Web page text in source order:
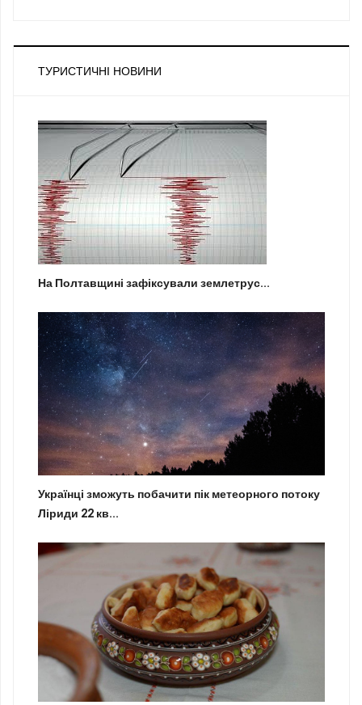
ТУРИСТИЧНІ НОВИНИ
На Полтавщині зафіксували землетрус...
Українці зможуть побачити пік метеорного потоку
Ліриди 22 кв...